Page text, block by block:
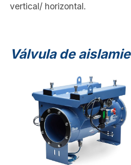
vertical/ horizontal.
Válvula de